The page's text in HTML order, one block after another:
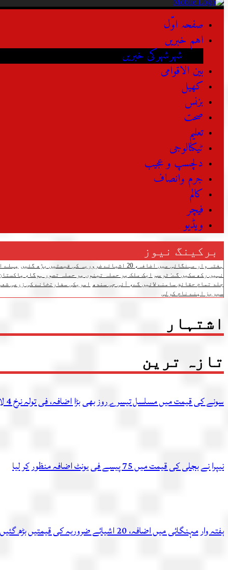
صفحہ اوّل
اہم خبریں
شہرشہرکی خبریں
بین الاقوامی
کھیل
بزنس
صحت
تعلیم
ٹیکنالوجی
دلچسپ و عجیب
جرم وانصاف
کالم
فیچر
ویڈیو
برکینگ نیوز
ہفتہ وار مہنگائی میں اضافہ، 20 اشیائے ضروریہ کی قیمتیں بڑھ گئیں پہلے
نہیں رکھ سکیں گے: ٹرمپ ایک ملک پر حملہ تینوں پر حملہ تصور ہوگا،
جلد تمام حقائق سامنے لائیں گے، آئی جی سندھ امریکی سفارتخانے کی زرعی
سیریز اپنے نام کرلی
اشتہار
تازہ ترین
سونے کی قیمت میں مسلسل تیسرے روز بھی بڑا اضافہ، فی تولہ نرخ 4 لاکھ 54 ہزار 336 روپے تک پہنچ گئے
نیپرا نے بجلی کی قیمت میں 75 پیسے فی یونٹ اضافہ منظور کر لیا
ہفتہ وار مہنگائی میں اضافہ، 20 اشیائے ضروریہ کی قیمتیں بڑھ گئیں